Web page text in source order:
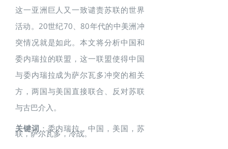
这一亚洲巨人又一致谴责苏联的世界
活动。20世纪70、80年代的中美洲冲
突情况就是如此。本文将分析中国和
委内瑞拉的联盟，这一联盟使得中国
与委内瑞拉成为萨尔瓦多冲突的相关
方，两国与美国直接联合、反对苏联
与古巴介入。
关键词：委内瑞拉，中国，美国，苏
联，萨尔瓦多，冷战。